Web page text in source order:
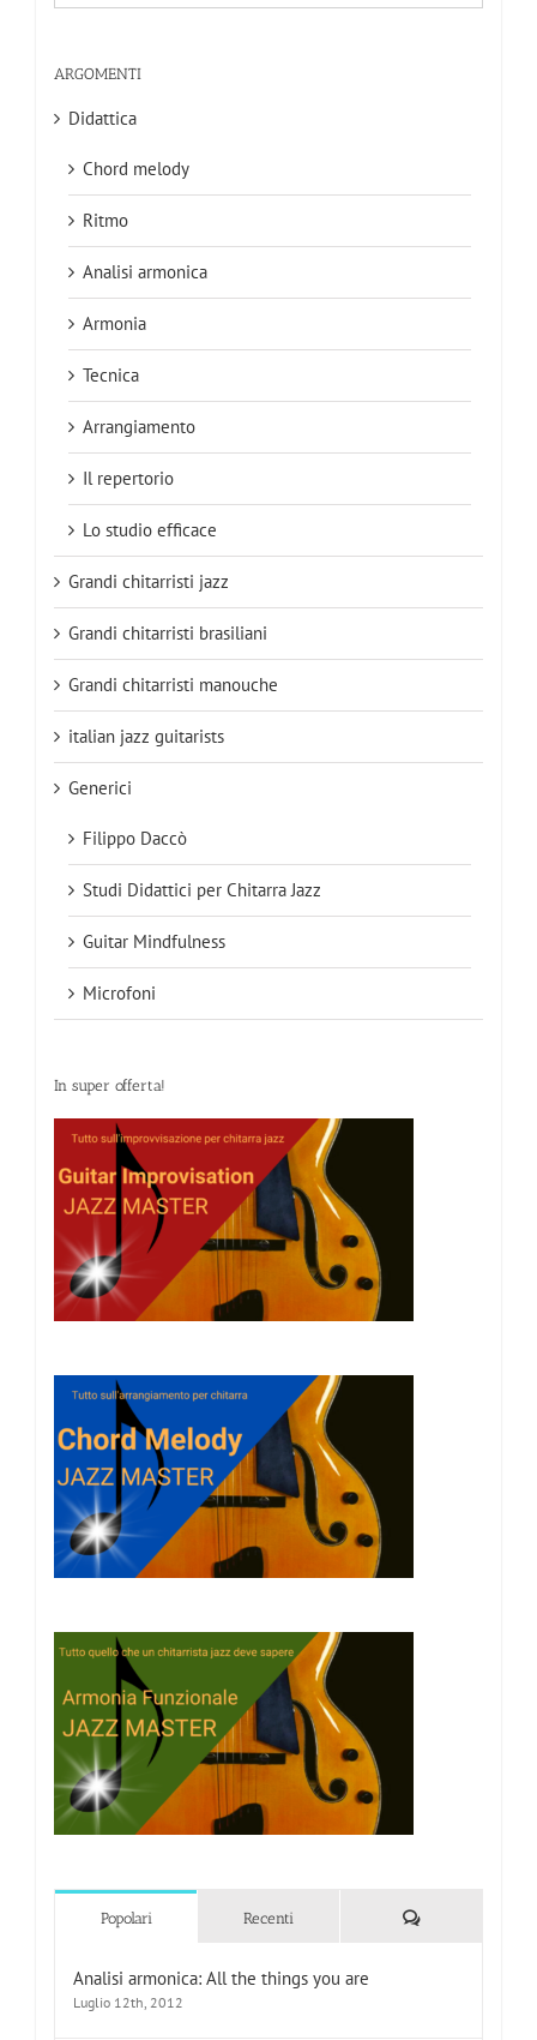
per:
ARGOMENTI
Didattica
Chord melody
Ritmo
Analisi armonica
Armonia
Tecnica
Arrangiamento
Il repertorio
Lo studio efficace
Grandi chitarristi jazz
Grandi chitarristi brasiliani
Grandi chitarristi manouche
italian jazz guitarists
Generici
Filippo Daccò
Studi Didattici per Chitarra Jazz
Guitar Mindfulness
Microfoni
In super offerta!
Popolari Recenti Commenti
Analisi armonica: All the things you are
Luglio 12th, 2012